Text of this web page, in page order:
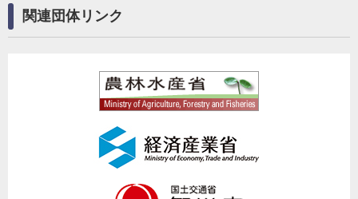
関連団体リンク